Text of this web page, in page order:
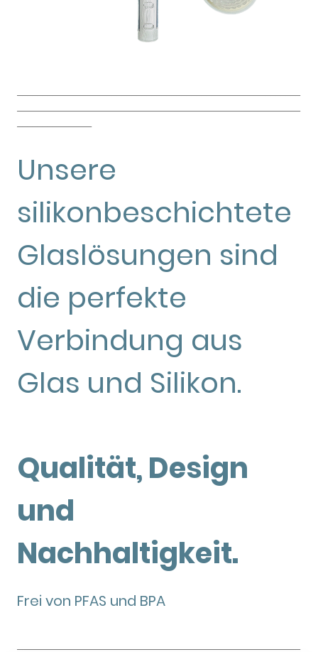
Unsere
silikonbeschichtete
Glaslösungen sind
die perfekte
Verbindung aus
Glas und Silikon.
Qualität, Design
und
Nachhaltigkeit.
Frei von PFAS und BPA